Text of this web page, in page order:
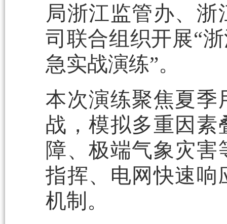
局浙江监管办、
司联合组织开展“
急实战演练”。
本次演练聚焦夏季
战，模拟多重因素
障、极端气象灾
指挥、电网快速响
机制。